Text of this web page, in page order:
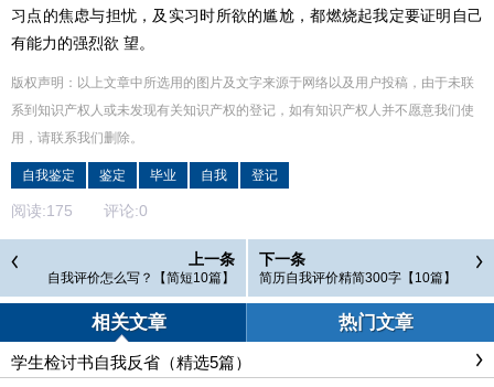
习点的焦虑与担忧，及实习时所欲的尴尬，都燃烧起我定要证明自己
有能力的强烈欲 望。
版权声明：以上文章中所选用的图片及文字来源于网络以及用户投稿，由于未联
系到知识产权人或未发现有关知识产权的登记，如有知识产权人并不愿意我们使
用，请联系我们删除。
自我鉴定 鉴定 毕业 自我 登记
阅读:175 评论:0
上一条
自我评价怎么写？【简短10篇】
下一条
简历自我评价精简300字【10篇】
相关文章 热门文章
学生检讨书自我反省（精选5篇）